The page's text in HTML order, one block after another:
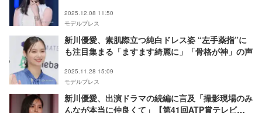
2025.12.08 11:50
モデルプレス
新川優愛、素肌際立つ純白ドレス姿 “左手薬指”に
も注目集まる「ますます綺麗に」「骨格が神」の声
2025.11.28 15:09
モデルプレス
新川優愛、出演ドラマの続編に言及「撮影現場のみ
んなが本当に仲良くて」【第41回ATP賞テレビグ